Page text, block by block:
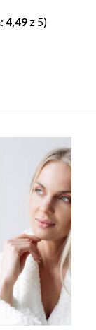
4,49 z 5)